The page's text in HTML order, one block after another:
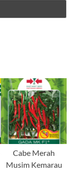
Cabe Merah
Musim Kemarau